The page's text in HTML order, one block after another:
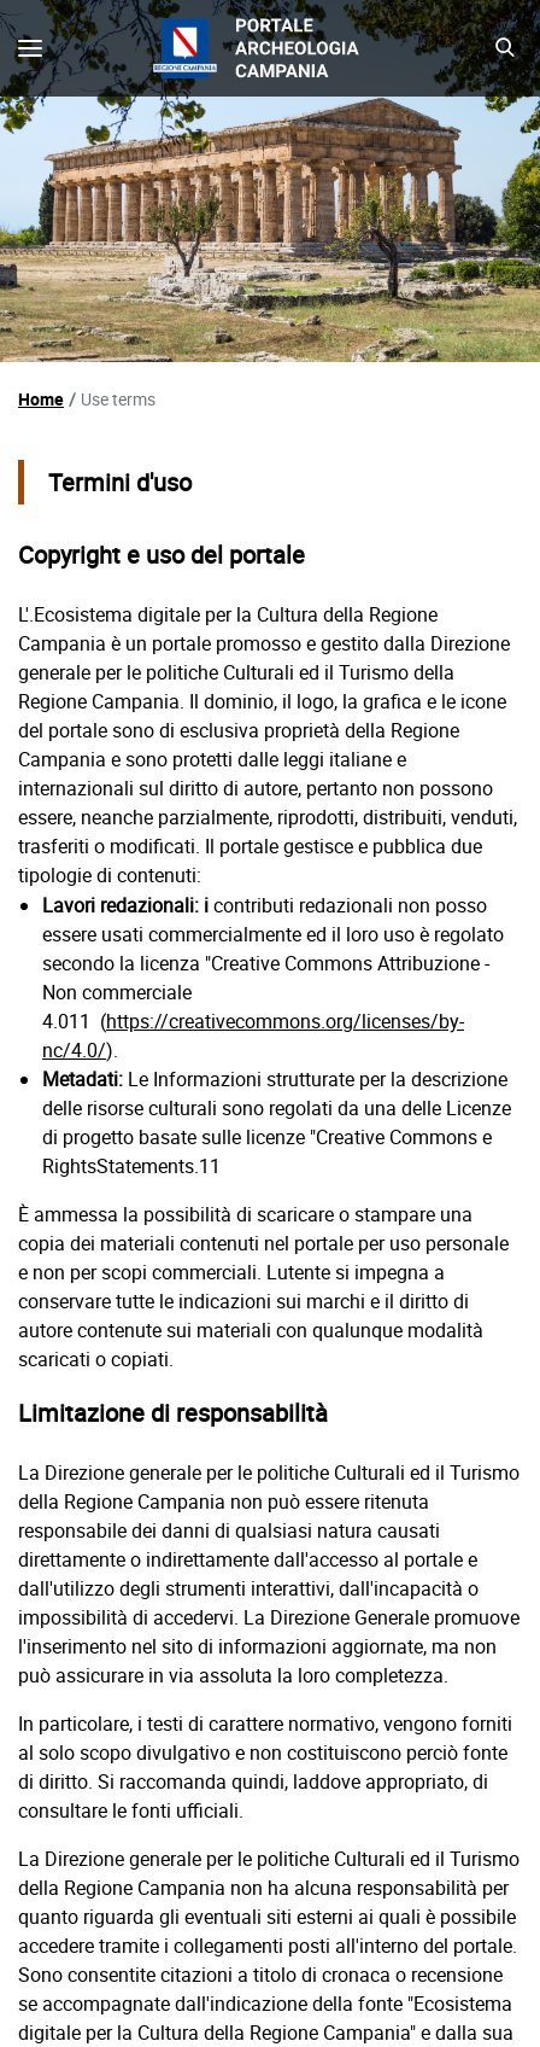
Menu di navigazione - Portale
Foto di navigazione
Home Use terms
Termini d'uso
Copyright e uso del portale
L'.Ecosistema digitale per la Cultura della Regione
Campania è un portale promosso e gestito dalla Direzione
generale per le politiche Culturali ed il Turismo della
Regione Campania. Il dominio, il logo, la grafica e le icone
del portale sono di esclusiva proprietà della Regione
Campania e sono protetti dalle leggi italiane e
internazionali sul diritto di autore, pertanto non possono
essere, neanche parzialmente, riprodotti, distribuiti, venduti,
trasferiti o modificati. Il portale gestisce e pubblica due
tipologie di contenuti:
Lavori redazionali: icontributi redazionali non posso
essere usati commercialmente ed il loro uso è regolato
secondo la licenza "Creative Commons Attribuzione -
Non commerciale
4.011 (https://creativecommons.org/licenses/by-
nc/4.0/).
Metadati: Le Informazioni strutturate per la descrizione
delle risorse culturali sono regolati da una delle Licenze
di progetto basate sulle licenze "Creative Commons e
RightsStatements.11
È ammessa la possibilità di scaricare o stampare una
copia dei materiali contenuti nel portale per uso personale
e non per scopi commerciali. Lutente si impegna a
conservare tutte le indicazioni sui marchi e il diritto di
autore contenute sui materiali con qualunque modalità
scaricati o copiati.
Limitazione di responsabilità
La Direzione generale per le politiche Culturali ed il Turismo
della Regione Campania non può essere ritenuta
responsabile dei danni di qualsiasi natura causati
direttamente o indirettamente dall'accesso al portale e
dall'utilizzo degli strumenti interattivi, dall'incapacità o
impossibilità di accedervi. La Direzione Generale promuove
l'inserimento nel sito di informazioni aggiornate, ma non
può assicurare in via assoluta la loro completezza.
In particolare, i testi di carattere normativo, vengono forniti
al solo scopo divulgativo e non costituiscono perciò fonte
di diritto. Si raccomanda quindi, laddove appropriato, di
consultare le fonti ufficiali.
La Direzione generale per le politiche Culturali ed il Turismo
della Regione Campania non ha alcuna responsabilità per
quanto riguarda gli eventuali siti esterni ai quali è possibile
accedere tramite i collegamenti posti all'interno del portale.
Sono consentite citazioni a titolo di cronaca o recensione
se accompagnate dall'indicazione della fonte "Ecosistema
digitale per la Cultura della Regione Campania" e dalla sua